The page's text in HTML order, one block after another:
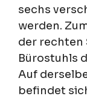
sechs
werden.
der rechten
Bürostuhls
Auf
befindet